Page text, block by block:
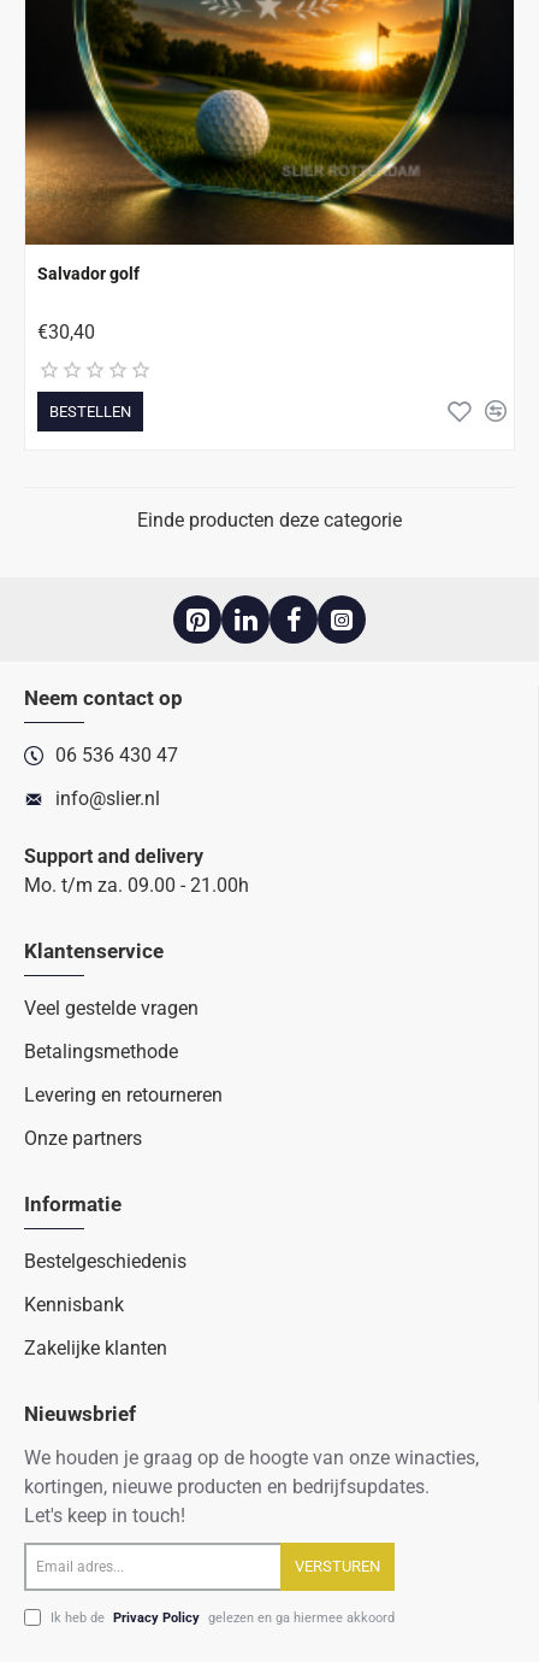
Salvador golf
€30,40
BESTELLEN
Einde producten deze categorie
Neem contact op
06 536 430 47
info@slier.nl
Support and delivery
Mo. t/m za. 09.00 - 21.00h
Klantenservice
Veel gestelde vragen
Betalingsmethode
Levering en retourneren
Onze partners
Informatie
Bestelgeschiedenis
Kennisbank
Zakelijke klanten
Nieuwsbrief
We houden je graag op de hoogte van onze winacties,
kortingen, nieuwe producten en bedrijfsupdates.
Let's keep in touch!
adres...
VERSTUREN
Ik heb de Privacy Policy gelezen en ga hiermee akkoord